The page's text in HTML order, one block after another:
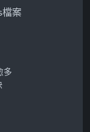
檔案
多